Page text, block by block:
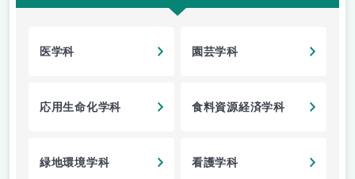
医学科 園芸学科
応用生命化学科 食料資源経済学科
緑地環境学科 看護学科